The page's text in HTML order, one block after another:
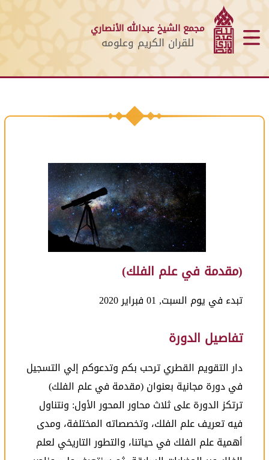
مجمع الشيخ عبدالله الأنصاري
للقران الكريم وعلومه
(مقدمة في علم الفلك)
تبدء في يوم السبت, 01 فبراير 2020
تفاصيل الدورة
دار التقويم القطري ترحب بكم وتدعوكم إلي التسجيل
في دورة مجانية بعنوان (مقدمة في علم الفلك)
ترتكز الدورة على ثلاث محاور المحور الأول: ونتناول
فيه تعريف علم الفلك، وتخصصاته المختلفة، ومدى
أهمية علم الفلك في حياتنا، والتطور التاريخي لعلم